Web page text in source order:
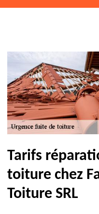
Tarifs
toiture chez
Toiture SRL